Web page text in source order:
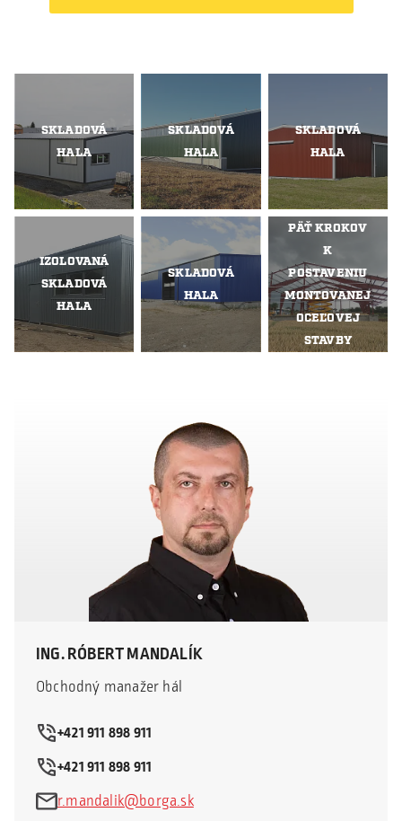
SKLADOVÁ
HALA
SKLADOVÁ
HALA
SKLADOVÁ
HALA
IZOLOVANÁ
SKLADOVÁ
HALA
SKLADOVÁ
HALA
PÄŤ KROKOV
K
POSTAVENIU
MONTOVANEJ
OCEĽOVEJ
STAVBY
ING. RÓBERT MANDALÍK
Obchodný manažer hál
+421 911 898 911
+421 911 898 911
r.mandalik@borga.sk